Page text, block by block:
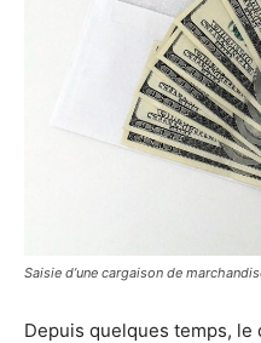
Saisie d’une cargaison de
Depuis quelques temps,